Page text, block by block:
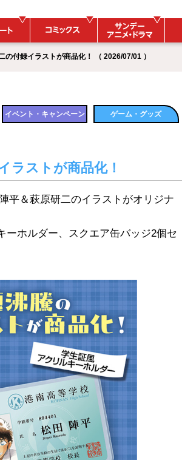
付録イラストが商品化！ （ 2026/07/01 ）
イベント・キャンペーン ゲーム・グッズ
ラストが商品化！
平＆萩原研二のイラストがオリジナ
ーホルダー、スクエア缶バッジ2個セ